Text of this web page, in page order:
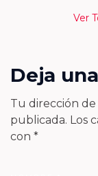
Ver
Deja
Tu dirección
publicada. Los
con *